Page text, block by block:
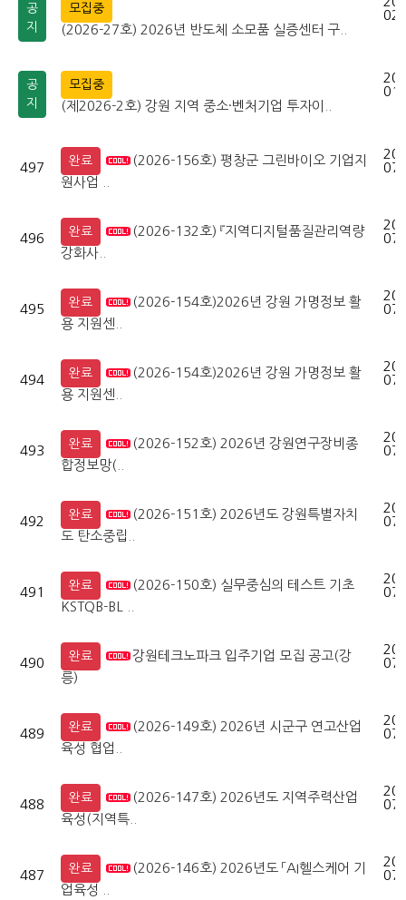
공
지
모집중
(2026-27호) 2026년 반도체 소모품 실증센터 구..
공
지
모집중
(제2026-2호) 강원 지역 중소·벤처기업 투자이..
497 완료
(2026-156호) 평창군 그린바이오 기업지
원사업 ..
496 완료
(2026-132호) 『지역디지털품질관리역량
강화사..
495 완료
(2026-154호)2026년 강원 가명정보 활
용 지원센..
494 완료
(2026-154호)2026년 강원 가명정보 활
용 지원센..
493 완료
(2026-152호) 2026년 강원연구장비종
합정보망(..
492 완료
(2026-151호) 2026년도 강원특별자치
도 탄소중립..
491 완료
(2026-150호) 실무중심의 테스트 기초
KSTQB-BL ..
490 완료
강원테크노파크 입주기업 모집 공고(강
릉)
489 완료
(2026-149호) 2026년 시군구 연고산업
육성 협업..
488 완료
(2026-147호) 2026년도 지역주력산업
육성(지역특..
487 완료
(2026-146호) 2026년도 「AI헬스케어 기
업육성 ..